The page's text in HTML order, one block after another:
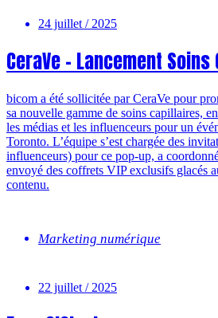
24 juillet / 2025
CeraVe – Lancement
bicom a été sollicitée par CeraVe pour
sa nouvelle gamme de soins capillaires,
les médias et les influenceurs pour un
Toronto. L’équipe s’est chargée des
influenceurs) pour ce pop-up, a
envoyé des coffrets VIP exclusifs glacés
contenu.
Marketing numérique
22 juillet / 2025